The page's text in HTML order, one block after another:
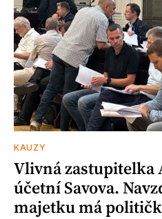
KAUZY
Vlivná zastupitelka
účetní Savova.
majetku má